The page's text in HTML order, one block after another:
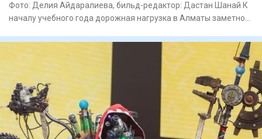
Фото: Делия Айдаралиева, бильд-редактор: Дастан Шанай К
началу учебного года дорожная нагрузка в Алматы заметно